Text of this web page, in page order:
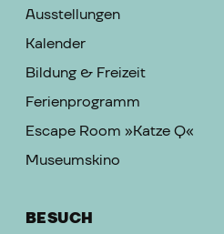
Ausstellungen
Kalender
Bildung & Freizeit
Ferienprogramm
Escape Room »Katze Q«
Museumskino
BESUCH